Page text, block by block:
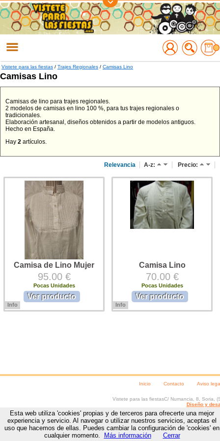
Regístrate
Accede
Vistete para las fiestas / Trajes Regionales / Camisas Lino
Camisas Lino
Camisas de lino para trajes regionales.
2 modelos de camisas en lino 100 %, para tus trajes regionales o
tradicionales.
Elaboración artesanal, diseños obtenidos a partir de modelos antiguos.
Hecho en España.
Hay 2 artículos.
Relevancia A-z: Precio:
Camisa de Lino Mujer
95.00 €
Pocas Unidades
Ver producto
Info
Camisa lino traje regional.Camisa
Camisa Lino
70.00 €
Pocas Unidades
Ver producto
Info
Camisa de lino para traje regional.
Inicio Contacto Aviso
Vistete para las fiestasC/ Numancia, 8 Soria , (
Diseño y
Esta web utiliza 'cookies' propias y de terceros para ofrecerte una mejor
experiencia y servicio. Al navegar o utilizar nuestros servicios, aceptas el
uso que hacemos de ellas. Puedes cambiar la configuración de 'cookies' en
cualquier momento.
Más información Cerrar